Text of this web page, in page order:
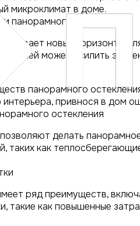
микроклимат в доме.
панорамного остекления
новые горизонты
может усилить
панорамного
привнося в дом
остекления
делать
таких как
ряд преимуществ,
такие как повышенные